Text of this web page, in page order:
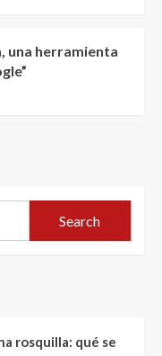
una herramienta
Search
rosquilla: qué se